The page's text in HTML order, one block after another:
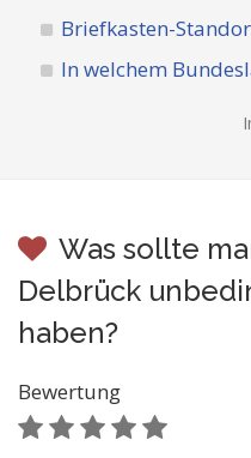
Briefkasten-
In welchem
Was sollte
Delbrück
haben?
Bewertung